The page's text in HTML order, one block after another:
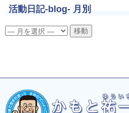
活動日記-blog- 月別